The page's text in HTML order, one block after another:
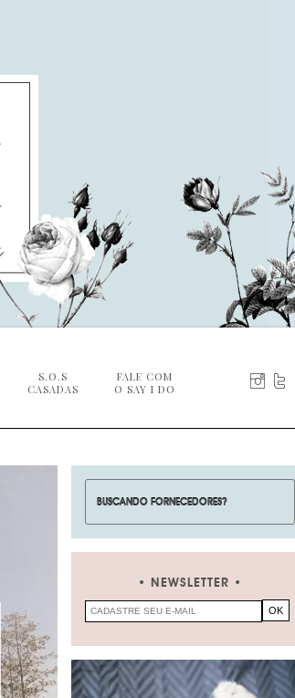
S.O.S
CASADAS
FALE COM
O SAY I DO
NEWSLETTER